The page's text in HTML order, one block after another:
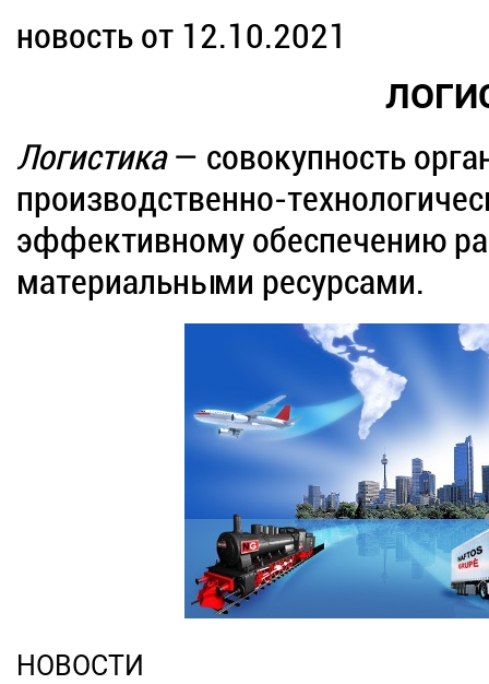
новость от 12.10.2021
Логистика— совокупность
производственно-
эффективному обеспечению
материальными ресурсами.
НОВОСТИ